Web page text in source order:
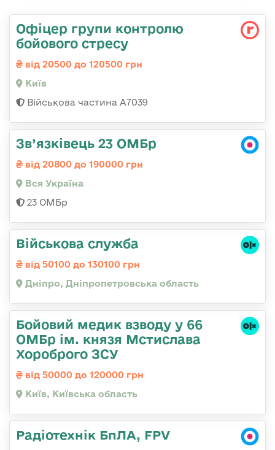
Офіцер групи контролю
бойового стресу
від 20500 до 120500 грн
Київ
Військова частина А7039
Зв’язківець 23 ОМБр
від 20800 до 190000 грн
Вся Україна
23 ОМБр
Військова служба
від 50100 до 130100 грн
Дніпро, Дніпропетровська область
Бойовий медик взводу у 66
ОМБр ім. князя Мстислава
Хороброго ЗСУ
від 50000 до 120000 грн
Київ, Київська область
Радіотехнік БпЛА, FPV